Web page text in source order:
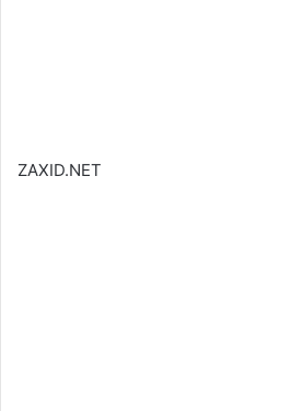
ZAXID.NET